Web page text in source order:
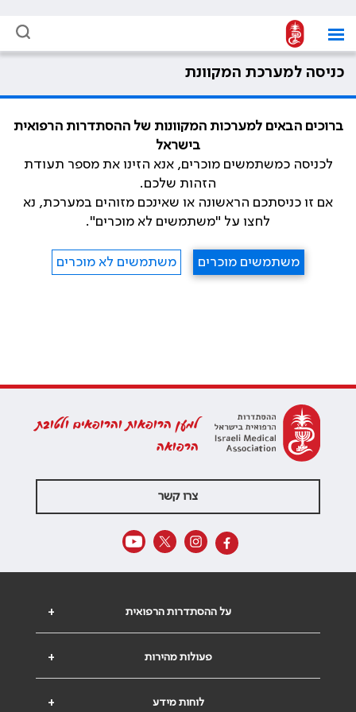
כניסה למערכת המקוונת
ברוכים הבאים למערכות המקוונות של ההסתדרות הרפואית
בישראל
לכניסה כמשתמשים מוכרים, אנא הזינו את מספר תעודת
הזהות שלכם.
אם זו כניסתכם הראשונה או שאינכם מזוהים במערכת, נא
לחצו על "משתמשים לא מוכרים".
משתמשים מוכרים משתמשים לא מוכרים
למען הרופאות והרופאים ולטובת
הרפואה
צרו קשר
+ על ההסתדרות הרפואית
+ פעולות מהירות
+ לוחות מידע